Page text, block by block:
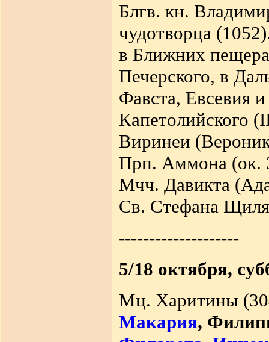
Блгв. кн.
чудотворца
в Ближних
Печерского, в
Фавста, Евсевия
Капетолийского
Виринеи
Прп. Аммона (ок.
Мчч. Давикта
Св. Стефана
--------------------
5/18 октября,
Мц. Харитины
Макария,